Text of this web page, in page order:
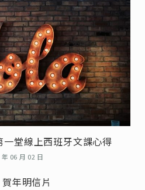
堂線上西班牙文課心得
06 月 02 日
年明信片